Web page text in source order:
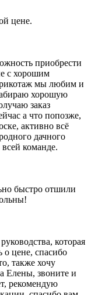
цене.
приобрести
с хорошим
мы любим и
хорошую
заказ
а что попозже,
активно всё
дачного
команде.
быстро отшили
которая
цене, спасибо
также хочу
Елены, звоните и
рекомендую